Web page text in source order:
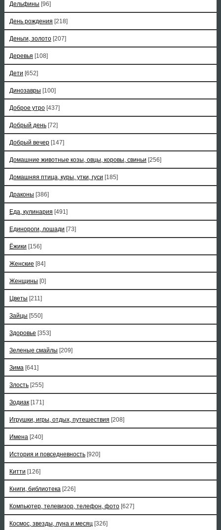
Дельфины [96]
День рождения [218]
Деньги, золото [207]
Деревья [108]
Дети [652]
Динозавры [100]
Доброе утро [437]
Добрый день [72]
Добрый вечер [147]
Домашние животные козы, овцы, коровы, свиньи [256]
Домашняя птица, куры, утки, гуси [185]
Драконы [386]
Еда, кулинария [491]
Единороги, лошади [73]
Ёжики [156]
Женские [84]
Женщины [0]
Цветы [211]
Зайцы [550]
Здоровье [353]
Зеленые смайлы [209]
Зима [641]
Злость [255]
Зодиак [171]
Игрушки, игры, отдых, путешествия [208]
Имена [240]
История и повседневность [920]
Китти [126]
Книги, библиотека [226]
Компьютер, телевизор, телефон, фото [627]
Космос, звезды, луна и месяц [326]